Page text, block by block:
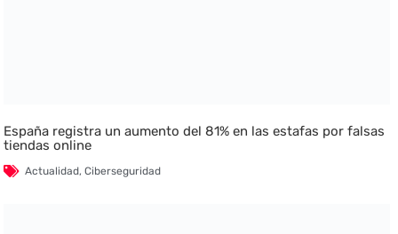
España registra un aumento del 81% en las estafas por falsas
tiendas online
Actualidad,Ciberseguridad